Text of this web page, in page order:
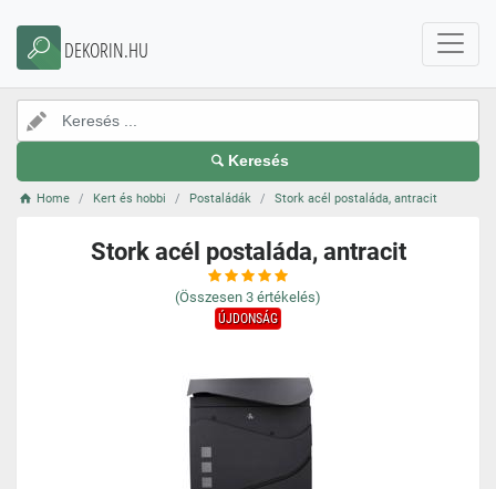
DEKORIN.HU
Keresés
Home Kert és hobbi Postaládák Stork acél postaláda, antracit
Stork acél postaláda, antracit
(Összesen 3 értékelés)
ÚJDONSÁG